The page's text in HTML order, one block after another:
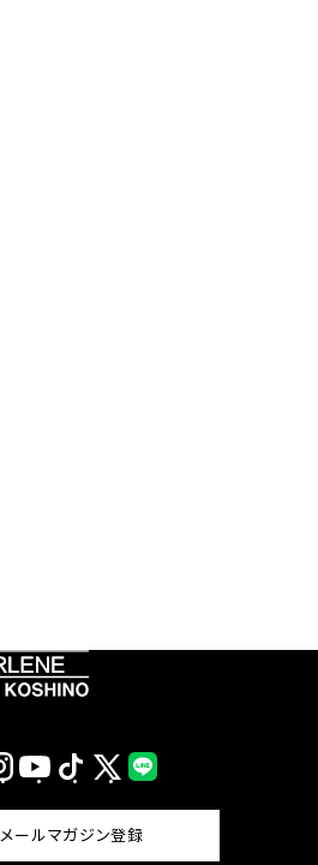
InstagramYouTubeTikTok X
(Twitter)
メールマガジン登録